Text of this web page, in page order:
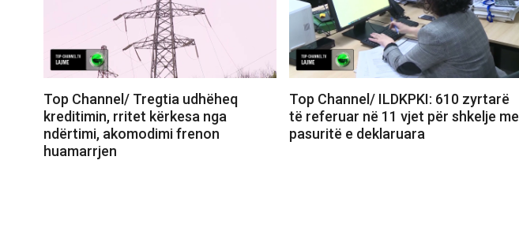
Top Channel/ Tregtia udhëheq
kreditimin, rritet kërkesa nga
ndërtimi, akomodimi frenon
huamarrjen
Top Channel/ ILDKPKI: 610 zyrtarë
të referuar në 11 vjet për shkelje me
pasuritë e deklaruara